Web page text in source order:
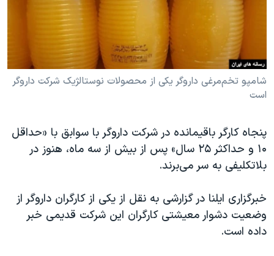
فرهنگ و زندگی
حقوق شهروندی
اقتصادی
علم و فناوری
اسرائیل در جنگ
آرشیو پخش زنده
مستندها
انتخابات ریاست جمهوری آمریکا ۲۰۲۴
حمله جمهوری اسلامی به اسرائیل
رمز مهسا
ورزش زنان در ایران
مجموعه مستندهای دادخواهی
تریبونال مردمی آبان ۹۸
چهل سال گروگان‌گیری
قانون شفافیت دارائی کادر رهبری ایران
دنبال کنید
زبانهای مختلف
شامپو تخم‌مرغی داروگر یکی از محصولات نوستالژیک شرکت داروگر
است
پنجاه کارگر باقیمانده در شرکت داروگر با سوابق با «حداقل
۱۰ و حداکثر ۲۵ سال» پس از بیش از سه ماه، هنوز در
بلاتکلیفی به سر می‌برند.
خبرگزاری ایلنا در گزارشی به نقل از یکی از کارگران داروگر از
وضعیت دشوار معیشتی کارگران این شرکت قدیمی خبر
داده است.